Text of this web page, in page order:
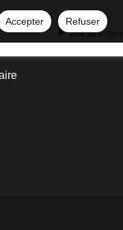
Accepter
Refuser
Ma sélection